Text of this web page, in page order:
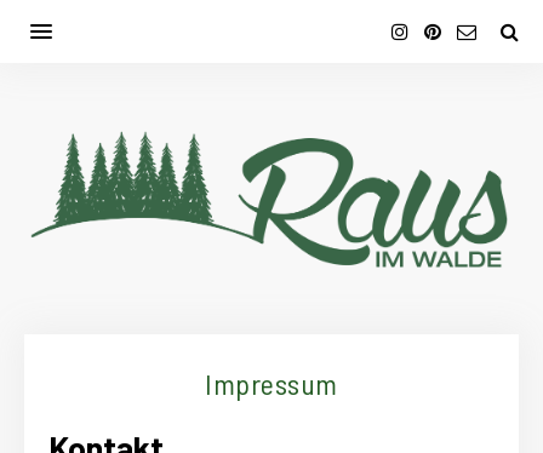
Impressum